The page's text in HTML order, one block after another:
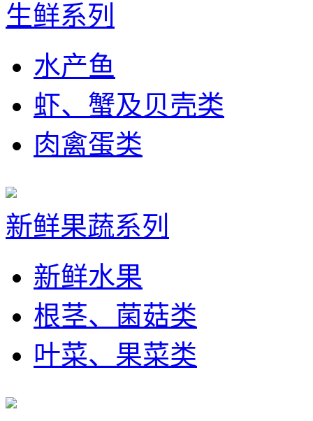
生鲜系列
水产鱼
虾、蟹及贝壳类
肉禽蛋类
新鲜果蔬系列
新鲜水果
根茎、菌菇类
叶菜、果菜类